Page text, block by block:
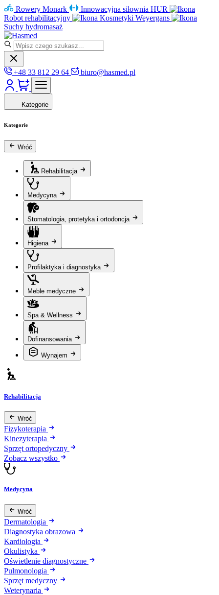
Rowery Monark
Innowacyjna siłownia HUR
Robot rehabilitacyjny
Kosmetyki Weyergans
Suchy hydromasaż
+48 33 812 29 64 biuro@hasmed.pl
Kategorie
Kategorie
Wróć
Rehabilitacja
Medycyna
Stomatologia, protetyka i ortodoncja
Higiena
Profilaktyka i diagnostyka
Meble medyczne
Spa & Wellness
Dofinansowania
Wynajem
Rehabilitacja
Wróć
Fizykoterapia
Kinezyterapia
Sprzęt ortopedyczny
Zobacz wszystko
Medycyna
Wróć
Dermatologia
Diagnostyka obrazowa
Kardiologia
Okulistyka
Oświetlenie diagnostyczne
Pulmonologia
Sprzęt medyczny
Weterynaria